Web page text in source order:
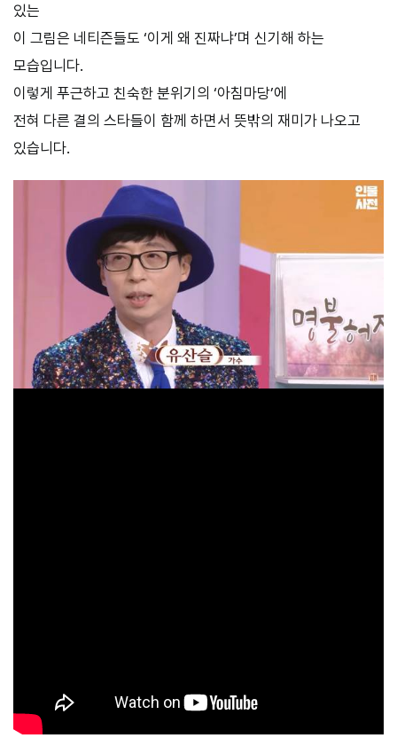
있는
이 그림은 네티즌들도 ‘이게 왜 진짜냐’며 신기해 하는
모습입니다.
이렇게 푸근하고 친숙한 분위기의 ‘아침마당’에
전혀 다른 결의 스타들이 함께 하면서 뜻밖의 재미가 나오고
있습니다.